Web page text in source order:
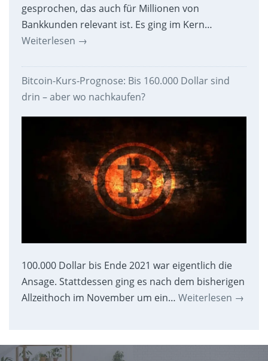
gesprochen, das auch für Millionen von
Bankkunden relevant ist. Es ging im Kern…
Weiterlesen →
Bitcoin-Kurs-Prognose: Bis 160.000 Dollar sind
drin – aber wo nachkaufen?
100.000 Dollar bis Ende 2021 war eigentlich die
Ansage. Stattdessen ging es nach dem bisherigen
Allzeithoch im November um ein… Weiterlesen →